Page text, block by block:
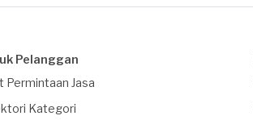
Pelanggan
Permintaan Jasa
Kategori